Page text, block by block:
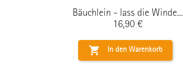
Bäuchlein - lass die Winde...
Preis
16,90 €
 In den Warenkorb